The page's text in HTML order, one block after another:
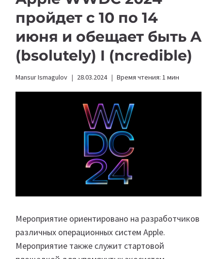
пройдет с 10 по 14
июня и обещает быть A
(bsolutely) I (ncredible)
Mansur Ismagulov 28.03.2024 Время чтения: 1 мин
Мероприятие ориентировано на разработчиков
различных операционных систем Apple.
Мероприятие также служит стартовой